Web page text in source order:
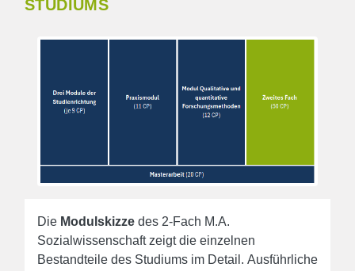
STUDIUMS
Die Modulskizze des 2-Fach M.A.
Sozialwissenschaft zeigt die einzelnen
Bestandteile des Studiums im Detail. Ausführliche